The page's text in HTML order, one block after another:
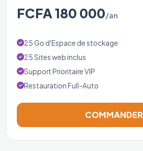
FCFA 180 000/an
25 Go d'Espace de stockage
25 Sites web inclus
Support Prioritaire VIP
Restauration Full-Auto
COMMANDER